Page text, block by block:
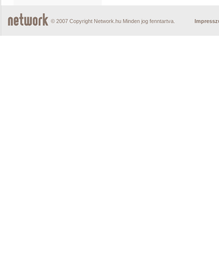
© 2007 Copyright Network.hu Minden jog fenntartva.